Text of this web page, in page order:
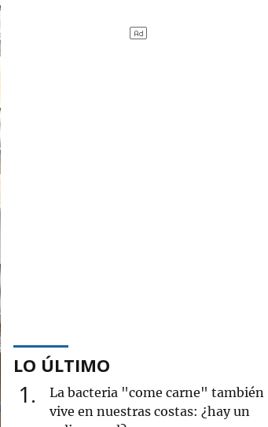
LO ÚLTIMO
1
La bacteria "come carne" también
vive en nuestras costas: ¿hay un